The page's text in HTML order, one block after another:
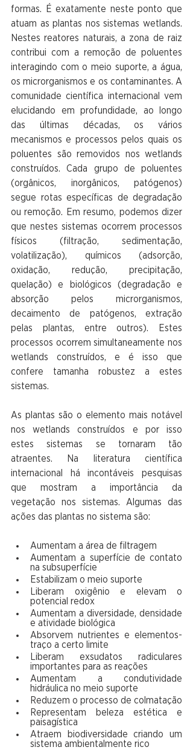
formas. É exatamente neste ponto que
atuam as plantas nos sistemas wetlands.
Nestes reatores naturais, a zona de raiz
contribui com a remoção de poluentes
interagindo com o meio suporte, a água,
os microrganismos e os contaminantes. A
comunidade científica internacional vem
elucidando em profundidade, ao longo
das últimas décadas, os vários
mecanismos e processos pelos quais os
poluentes são removidos nos wetlands
construídos. Cada grupo de poluentes
(orgânicos, inorgânicos, patógenos)
segue rotas específicas de degradação
ou remoção. Em resumo, podemos dizer
que nestes sistemas ocorrem processos
físicos (filtração, sedimentação,
volatilização), químicos (adsorção,
oxidação, redução, precipitação,
quelação) e biológicos (degradação e
absorção pelos microrganismos,
decaimento de patógenos, extração
pelas plantas, entre outros). Estes
processos ocorrem simultaneamente nos
wetlands construídos, e é isso que
confere tamanha robustez a estes
sistemas.
As plantas são o elemento mais notável
nos wetlands construídos e por isso
estes sistemas se tornaram tão
atraentes. Na literatura científica
internacional há incontáveis pesquisas
que mostram a importância da
vegetação nos sistemas. Algumas das
ações das plantas no sistema são:
Aumentam a área de filtragem
Aumentam a superfície de contato
na subsuperfície
Estabilizam o meio suporte
Liberam oxigênio e elevam o
potencial redox
Aumentam a diversidade, densidade
e atividade biológica
Absorvem nutrientes e elementos-
traço a certo limite
Liberam exsudatos radiculares
importantes para as reações
Aumentam a condutividade
hidráulica no meio suporte
Reduzem o processo de colmatação
Representam beleza estética e
paisagística
Atraem biodiversidade criando um
sistema ambientalmente rico